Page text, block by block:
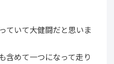
ていて大健闘だと思いま
含めて一つになって走り